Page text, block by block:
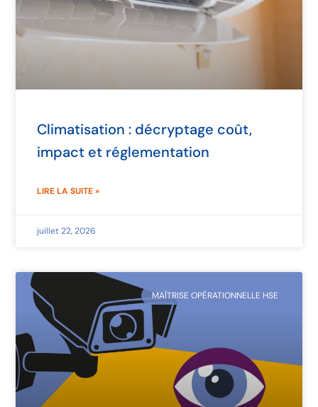
Climatisation : décryptage coût,
impact et réglementation
LIRE LA SUITE »
juillet 22, 2026
MAÎTRISE OPÉRATIONNELLE HSE